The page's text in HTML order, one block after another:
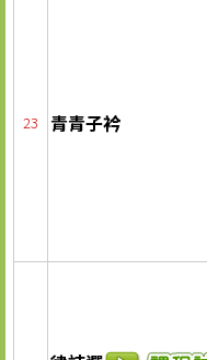
23 青青子衿